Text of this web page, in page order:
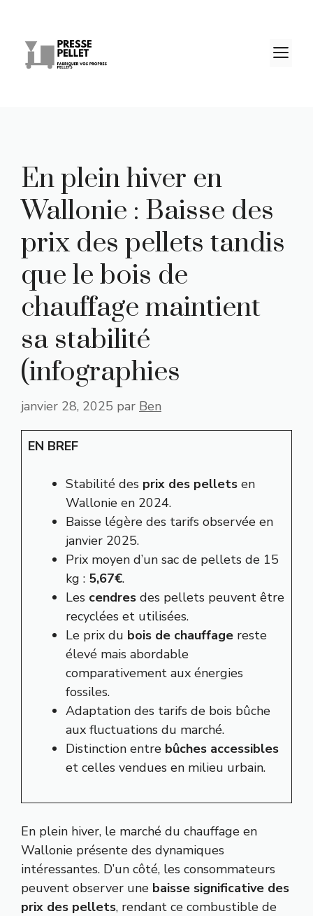
contenu
En plein hiver en
Wallonie : Baisse des
prix des pellets tandis
que le bois de
chauffage maintient
sa stabilité
(infographies
janvier 28, 2025 par Ben
EN BREF
Stabilité des prix des pellets en
Wallonie en 2024.
Baisse légère des tarifs observée en
janvier 2025.
Prix moyen d’un sac de pellets de 15
kg : 5,67€.
Les cendres des pellets peuvent être
recyclées et utilisées.
Le prix du bois de chauffage reste
élevé mais abordable
comparativement aux énergies
fossiles.
Adaptation des tarifs de bois bûche
aux fluctuations du marché.
Distinction entre bûches accessibles
et celles vendues en milieu urbain.
En plein hiver, le marché du chauffage en
Wallonie présente des dynamiques
intéressantes. D’un côté, les consommateurs
peuvent observer une baisse significative des
prix des pellets, rendant ce combustible de